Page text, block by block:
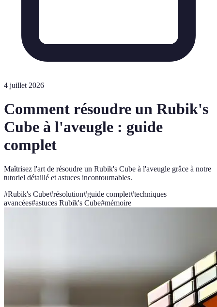
4 juillet 2026
Comment résoudre un Rubik's
Cube à l'aveugle : guide
complet
Maîtrisez l'art de résoudre un Rubik's Cube à l'aveugle grâce à notre
tutoriel détaillé et astuces incontournables.
#Rubik's Cube#résolution#guide complet#techniques
avancées#astuces Rubik's Cube#mémoire